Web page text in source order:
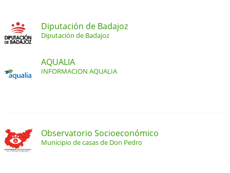
Diputación de Badajoz
Diputación de Badajoz
AQUALIA
INFORMACION AQUALIA
Observatorio Socioeconómico
Municipio de casas de Don Pedro